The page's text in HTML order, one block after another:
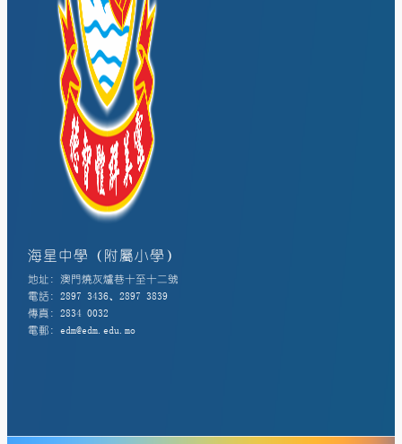
海星中學（附屬小學）
地址: 澳門燒灰爐巷十至十二號
電話: 2897 3436、2897 3839
傳真: 2834 0032
電郵: edm@edm.edu.mo